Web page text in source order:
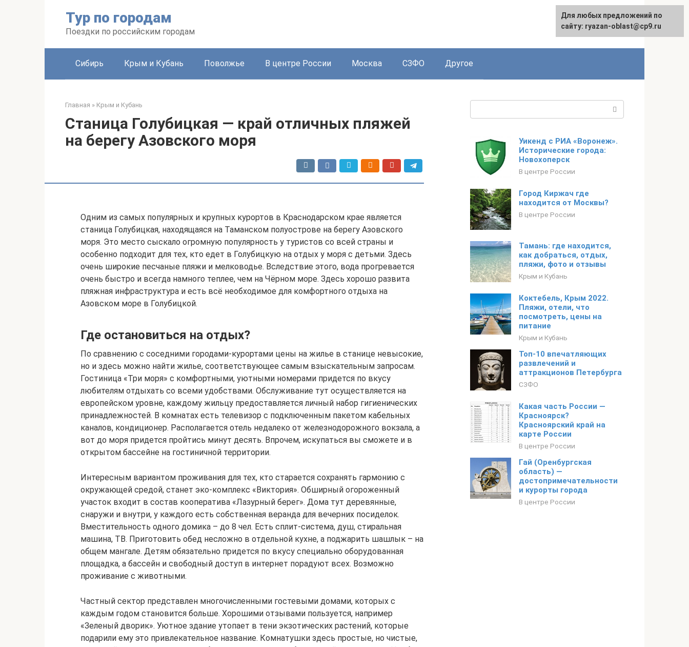
Тур по городам
Поездки по российским городам
Сибирь Крым и Кубань Поволжье В центре России Москва СЗФО Другое
Главная » Крым и Кубань
Станица Голубицкая — край отличных пляжей
на берегу Азовского моря
Одним из самых популярных и крупных курортов в Краснодарском крае является
станица Голубицкая, находящаяся на Таманском полуострове на берегу Азовского
моря. Это место сыскало огромную популярность у туристов со всей страны и
особенно подходит для тех, кто едет в Голубицкую на отдых у моря с детьми. Здесь
очень широкие песчаные пляжи и мелководье. Вследствие этого, вода прогревается
очень быстро и всегда намного теплее, чем на Чёрном море. Здесь хорошо развита
пляжная инфраструктура и есть всё необходимое для комфортного отдыха на
Азовском море в Голубицкой.
Где остановиться на отдых?
По сравнению с соседними городами-курортами цены на жилье в станице невысокие,
но и здесь можно найти жилье, соответствующее самым взыскательным запросам.
Гостиница «Три моря» с комфортными, уютными номерами придется по вкусу
любителям отдыхать со всеми удобствами. Обслуживание тут осуществляется на
европейском уровне, каждому жильцу предоставляется личный набор гигиенических
принадлежностей. В комнатах есть телевизор с подключенным пакетом кабельных
каналов, кондиционер. Располагается отель недалеко от железнодорожного вокзала, а
вот до моря придется пройтись минут десять. Впрочем, искупаться вы сможете и в
открытом бассейне на гостиничной территории.
Интересным вариантом проживания для тех, кто старается сохранять гармонию с
окружающей средой, станет эко-комплекс «Виктория». Обширный огороженный
участок входит в состав кооператива «Лазурный берег». Дома тут деревянные,
снаружи и внутри, у каждого есть собственная веранда для вечерних посиделок.
Вместительность одного домика – до 8 чел. Есть сплит-система, душ, стиральная
машина, ТВ. Приготовить обед несложно в отдельной кухне, а поджарить шашлык – на
общем мангале. Детям обязательно придется по вкусу специально оборудованная
площадка, а бассейн и свободный доступ в интернет порадуют всех. Возможно
проживание с животными.
Частный сектор представлен многочисленными гостевыми домами, которых с
каждым годом становится больше. Хорошими отзывами пользуется, например
«Зеленый дворик». Уютное здание утопает в тени экзотических растений, которые
подарили ему это привлекательное название. Комнатушки здесь простые, но чистые,
Уикенд с РИА «Воронеж».
Исторические города:
Новохоперск
В центре России
Город Киржач где
находится от Москвы?
В центре России
Тамань: где находится,
как добраться, отдых,
пляжи, фото и отзывы
Крым и Кубань
Коктебель, Крым 2022.
Пляжи, отели, что
посмотреть, цены на
питание
Крым и Кубань
Топ-10 впечатляющих
развлечений и
аттракционов Петербурга
СЗФО
Какая часть России —
Красноярск?
Красноярский край на
карте России
В центре России
Гай (Оренбургская
область) —
достопримечательности
и курорты города
В центре России
Для любых предложений по
сайту: ryazan-oblast@cp9.ru